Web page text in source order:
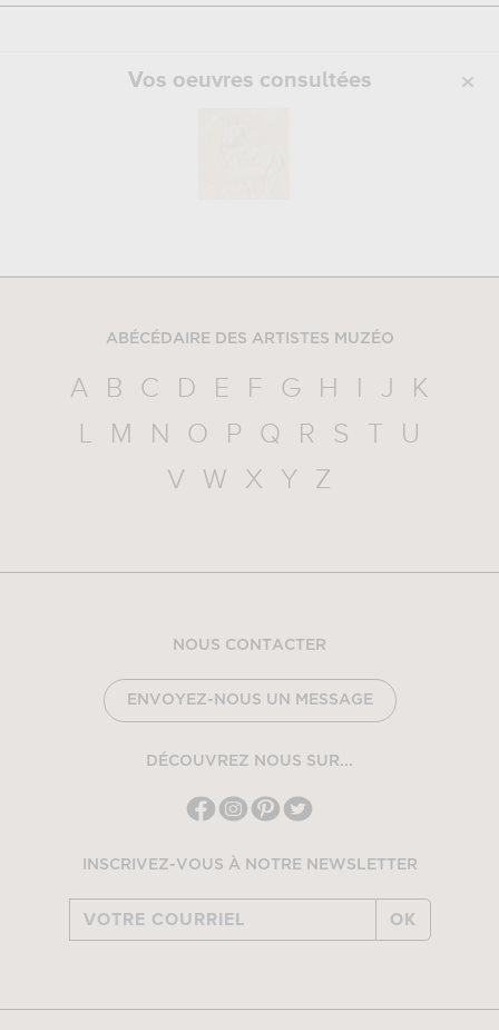
Vos oeuvres consultées
ABÉCÉDAIRE DES ARTISTES MUZÉO
A B C D E F G H I J
K
L
M N O P Q R S T
U
V
W X Y Z
NOUS CONTACTER
ENVOYEZ-NOUS UN MESSAGE
DÉCOUVREZ NOUS SUR...
INSCRIVEZ-VOUS À NOTRE NEWSLETTER
OK